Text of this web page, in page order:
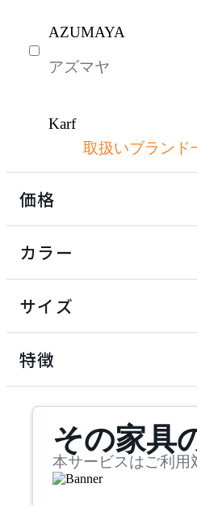
AZUMAYA
アズマヤ
Karf
カーフ
オカムラ
SIEVE
取扱いブランド
価格
カラー
サイズ
mm
検索
~
特徴
その家具
本サービスはご利用